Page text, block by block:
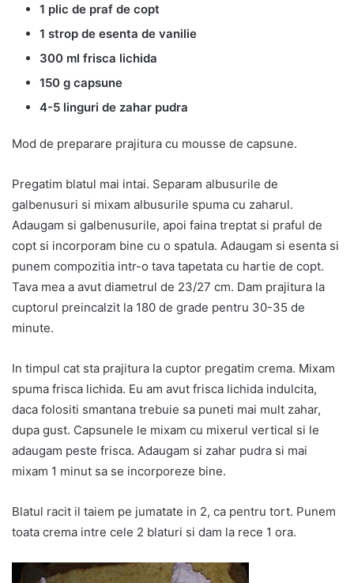
1 plic de praf de copt
1 strop de esenta de vanilie
300 ml frisca lichida
150 g capsune
4-5 linguri de zahar pudra
Mod de preparare prajitura cu mousse de capsune.
Pregatim blatul mai intai. Separam albusurile de
galbenusuri si mixam albusurile spuma cu zaharul.
Adaugam si galbenusurile, apoi faina treptat si praful de
copt si incorporam bine cu o spatula. Adaugam si esenta si
punem compozitia intr-o tava tapetata cu hartie de copt.
Tava mea a avut diametrul de 23/27 cm. Dam prajitura la
cuptorul preincalzit la 180 de grade pentru 30-35 de
minute.
In timpul cat sta prajitura la cuptor pregatim crema. Mixam
spuma frisca lichida. Eu am avut frisca lichida indulcita,
daca folositi smantana trebuie sa puneti mai mult zahar,
dupa gust. Capsunele le mixam cu mixerul vertical si le
adaugam peste frisca. Adaugam si zahar pudra si mai
mixam 1 minut sa se incorporeze bine.
Blatul racit il taiem pe jumatate in 2, ca pentru tort. Punem
toata crema intre cele 2 blaturi si dam la rece 1 ora.